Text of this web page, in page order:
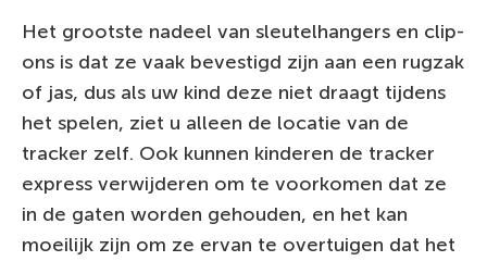
Het grootste nadeel van sleutelhangers en clip-
ons is dat ze vaak bevestigd zijn aan een rugzak
of jas, dus als uw kind deze niet draagt tijdens
het spelen, ziet u alleen de locatie van de
tracker zelf. Ook kunnen kinderen de tracker
express verwijderen om te voorkomen dat ze
in de gaten worden gehouden, en het kan
moeilijk zijn om ze ervan te overtuigen dat het